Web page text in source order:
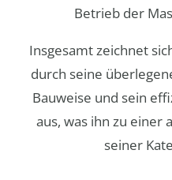
Betrieb der
Insgesamt zeichnet
durch seine
Bauweise und sein
aus, was ihn zu einer
seiner